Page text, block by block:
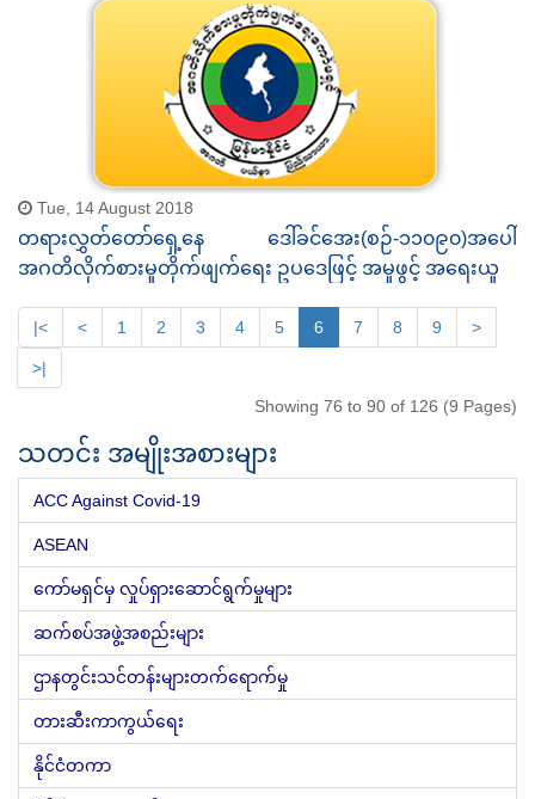
Tue, 14 August 2018
တရားလွှတ်တော်ရှေ့နေ ဒေါ်ခင်အေး(စဉ်-၁၁၀၉၀)အပေါ်
အဂတိလိုက်စားမှုတိုက်ဖျက်ရေး ဥပဒေဖြင့် အမှုဖွင့် အရေးယူ
|< < 1 2 3 4 5 6 7 8 9 >
>|
Showing 76 to 90 of 126 (9 Pages)
သတင်း အမျိုးအစားများ
ACC Against Covid-19
ASEAN
ကော်မရှင်မှ လှုပ်ရှားဆောင်ရွက်မှုများ
ဆက်စပ်အဖွဲ့အစည်းများ
ဌာနတွင်းသင်တန်းများတက်ရောက်မှု
တားဆီးကာကွယ်ရေး
နိုင်ငံတကာ